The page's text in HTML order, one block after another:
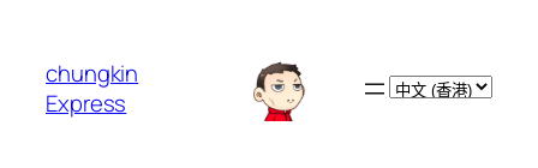
chungkin
Express
Choose